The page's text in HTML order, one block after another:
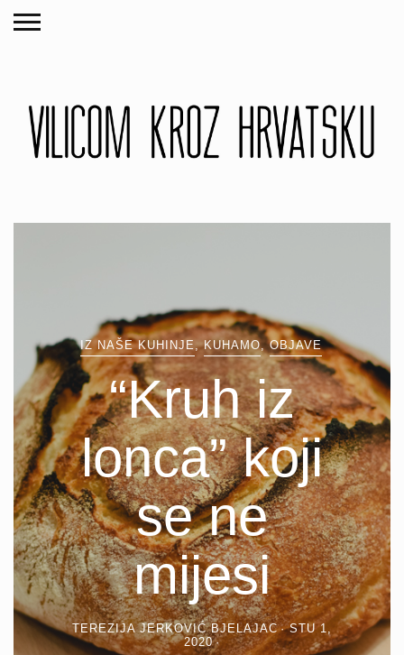
IZ NAŠE KUHINJE ,KUHAMO,OBJAVE
“Kruh iz
lonca” koji
se ne
mijesi
TEREZIJA JERKOVIĆ BJELAJAC
STU 1,
2020